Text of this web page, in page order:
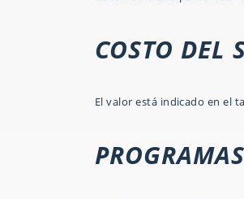
COSTO DEL
El valor está indicado en el